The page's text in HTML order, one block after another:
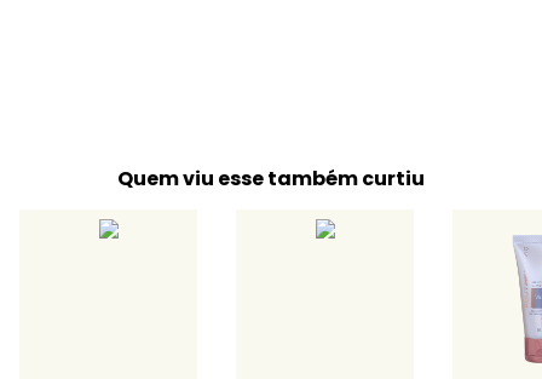
Quem viu esse também curtiu